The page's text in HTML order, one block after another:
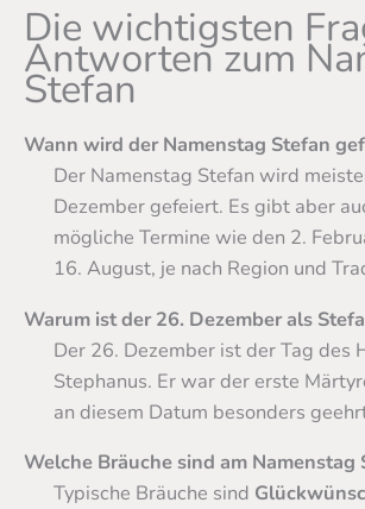
Die wichtigsten
Antworten zum
Stefan
Wann wird der Namenstag Stefan
Der Namenstag Stefan wird
Dezember gefeiert. Es gibt aber
mögliche Termine wie den 2.
16. August, je nach Region und
Warum ist der 26. Dezember als
Der 26. Dezember ist der Tag des
Stephanus. Er war der erste
an diesem Datum besonders
Welche Bräuche sind am Namenstag
Typische Bräuche sind